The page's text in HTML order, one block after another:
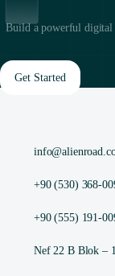
Build a powerful digital
Get Started
+90 (530) 368-
+90 (555) 191-
Nef 22 B Blok –